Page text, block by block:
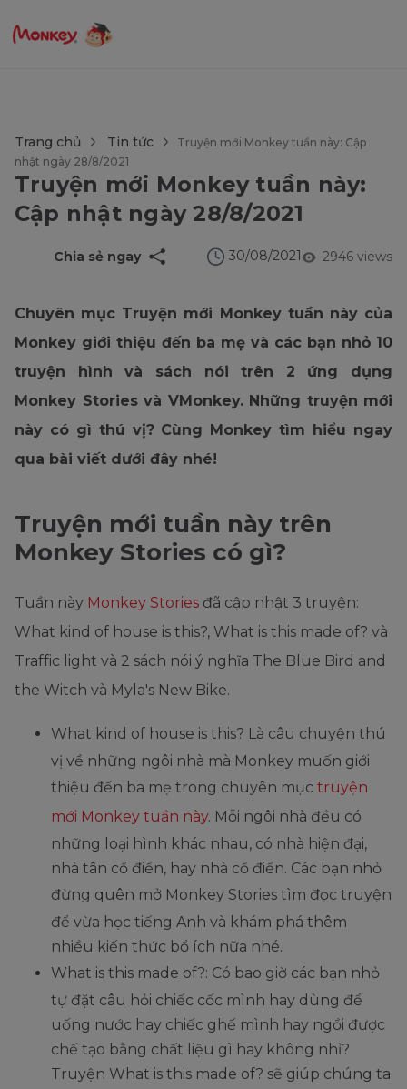
Trang chủ Tin tức
Truyện mới Monkey tuần này: Cập
nhật ngày 28/8/2021
Truyện mới Monkey tuần này:
Cập nhật ngày 28/8/2021
2946 views
30/08/2021
Chia sẻ ngay
Chuyên mục Truyện mới Monkey tuần này của
Monkey giới thiệu đến ba mẹ và các bạn nhỏ 10
truyện hình và sách nói trên 2 ứng dụng
Monkey Stories và VMonkey. Những truyện mới
này có gì thú vị? Cùng Monkey tìm hiểu ngay
qua bài viết dưới đây nhé!
Truyện mới tuần này trên
Monkey Stories có gì?
Tuần này Monkey Stories đã cập nhật 3 truyện:
What kind of house is this?, What is this made of? và
Traffic light và 2 sách nói ý nghĩa The Blue Bird and
the Witch và Myla's New Bike.
What kind of house is this? Là câu chuyện thú
vị về những ngôi nhà mà Monkey muốn giới
thiệu đến ba mẹ trong chuyên mục truyện
mới Monkey tuần này. Mỗi ngôi nhà đều có
những loại hình khác nhau, có nhà hiện đại,
nhà tân cổ điển, hay nhà cổ điển. Các bạn nhỏ
đừng quên mở Monkey Stories tìm đọc truyện
để vừa học tiếng Anh và khám phá thêm
nhiều kiến thức bổ ích nữa nhé.
What is this made of?: Có bao giờ các bạn nhỏ
tự đặt câu hỏi chiếc cốc mình hay dùng để
uống nước hay chiếc ghế mình hay ngồi được
chế tạo bằng chất liệu gì hay không nhỉ?
Truyện What is this made of? sẽ giúp chúng ta